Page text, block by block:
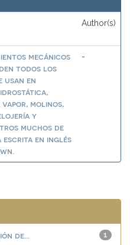
Author(s)
mecánicos
todos los
usan en
molinos,
y
muchos de
escrita en inglés
-
1
de...